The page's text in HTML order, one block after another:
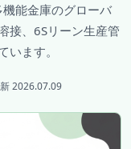
能金庫のグローバ
接、6Sリーン生産管
ます。
2026.07.09